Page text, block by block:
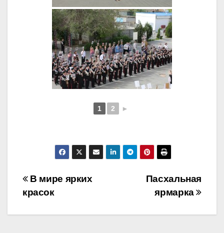
1 2 ►
Навигация
по
Пасхальная
ярмарка
В мире ярких
красок